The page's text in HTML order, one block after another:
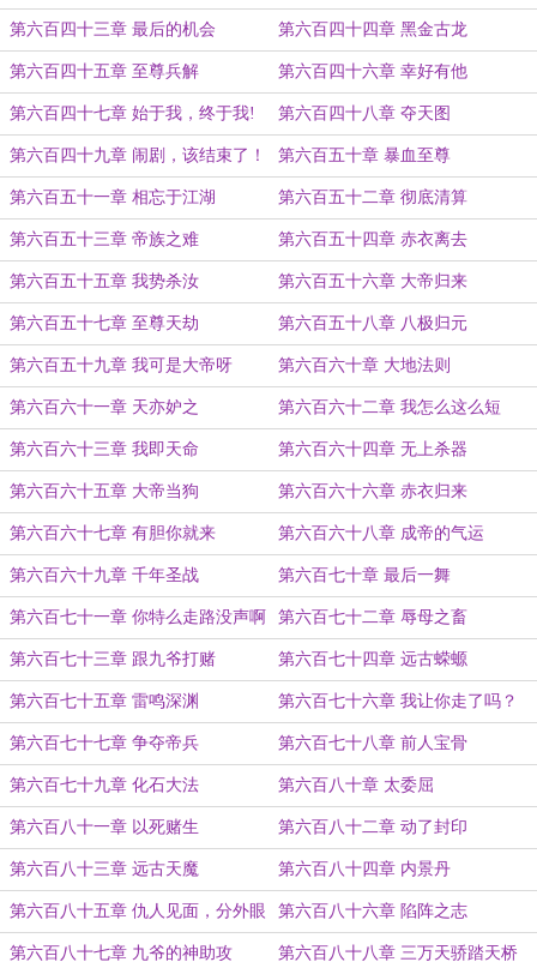
第六百四十三章 最后的机会 第六百四十四章 黑金古龙
第六百四十五章 至尊兵解 第六百四十六章 幸好有他
第六百四十七章 始于我，终于我! 第六百四十八章 夺天图
第六百四十九章 闹剧，该结束了！ 第六百五十章 暴血至尊
第六百五十一章 相忘于江湖 第六百五十二章 彻底清算
第六百五十三章 帝族之难 第六百五十四章 赤衣离去
第六百五十五章 我势杀汝 第六百五十六章 大帝归来
第六百五十七章 至尊天劫 第六百五十八章 八极归元
第六百五十九章 我可是大帝呀 第六百六十章 大地法则
第六百六十一章 天亦妒之 第六百六十二章 我怎么这么短
第六百六十三章 我即天命 第六百六十四章 无上杀器
第六百六十五章 大帝当狗 第六百六十六章 赤衣归来
第六百六十七章 有胆你就来 第六百六十八章 成帝的气运
第六百六十九章 千年圣战 第六百七十章 最后一舞
第六百七十一章 你特么走路没声啊 第六百七十二章 辱母之畜
第六百七十三章 跟九爷打赌 第六百七十四章 远古蝾螈
第六百七十五章 雷鸣深渊 第六百七十六章 我让你走了吗？
第六百七十七章 争夺帝兵 第六百七十八章 前人宝骨
第六百七十九章 化石大法 第六百八十章 太委屈
第六百八十一章 以死赌生 第六百八十二章 动了封印
第六百八十三章 远古天魔 第六百八十四章 内景丹
第六百八十五章 仇人见面，分外眼
红！
第六百八十六章 陷阵之志
第六百八十七章 九爷的神助攻 第六百八十八章 三万天骄踏天桥